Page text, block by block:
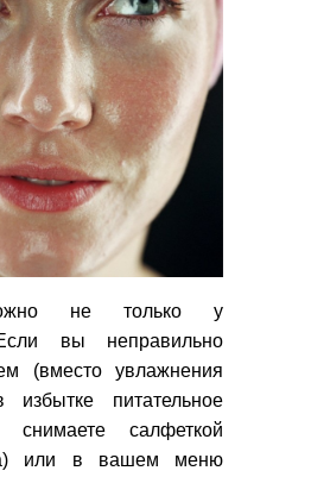
не только у
вы неправильно
(вместо увлажнения
избытке питательное
снимаете салфеткой
или в вашем меню